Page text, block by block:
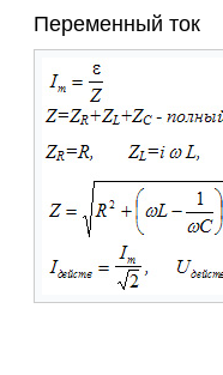
Переменный ток